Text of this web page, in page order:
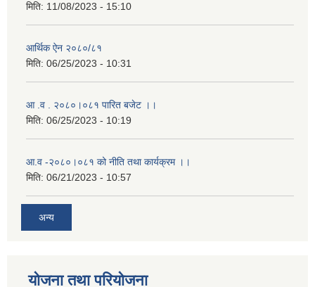
मिति: 11/08/2023 - 15:10
आर्थिक ऐन २०८०/८१
मिति: 06/25/2023 - 10:31
आ .व . २०८०।०८१ पारित बजेट ।।
मिति: 06/25/2023 - 10:19
आ.व -२०८०।०८१ को नीति तथा कार्यक्रम ।।
मिति: 06/21/2023 - 10:57
अन्य
योजना तथा परियोजना